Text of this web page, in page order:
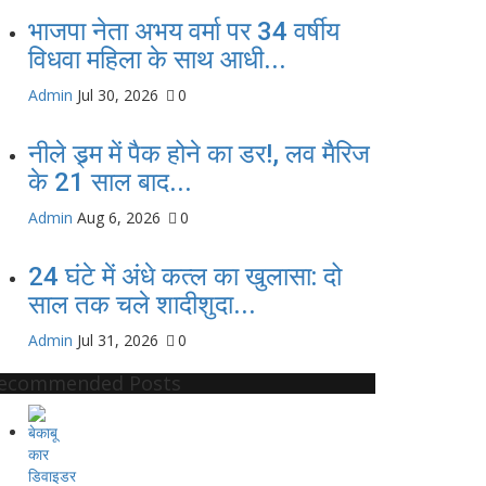
भाजपा नेता अभय वर्मा पर 34 वर्षीय
विधवा महिला के साथ आधी...
Admin Jul 30, 2026 0
नीले ड्र्म में पैक होने का डर!, लव मैरिज
के 21 साल बाद...
Admin Aug 6, 2026 0
24 घंटे में अंधे कत्ल का खुलासा: दो
साल तक चले शादीशुदा...
Admin Jul 31, 2026 0
Posts